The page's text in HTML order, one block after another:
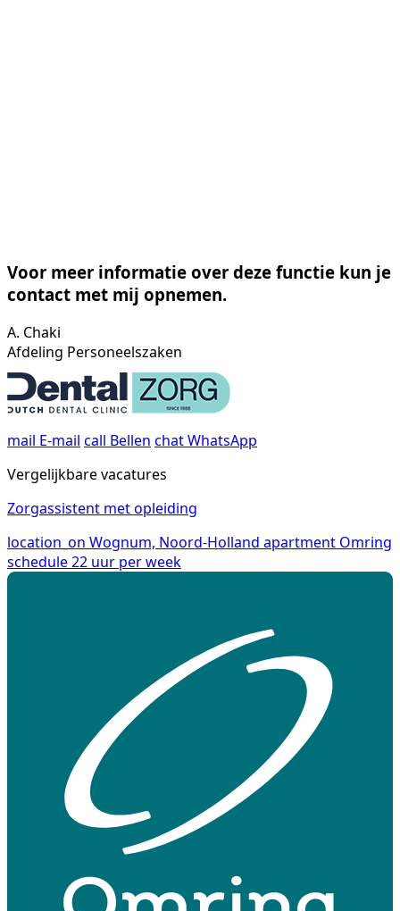
Voor meer informatie over deze functie kun je
contact met mij opnemen.
A. Chaki
Afdeling Personeelszaken
mail E-mail call Bellen chatWhatsApp
Vergelijkbare vacatures
Zorgassistent met opleiding
location_on Wognum, Noord-Holland apartment Omring
schedule22 uur per week